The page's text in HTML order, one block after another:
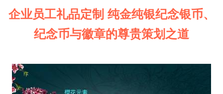
企业员工礼品定制 纯金纯银纪念银币、
纪念币与徽章的尊贵策划之道